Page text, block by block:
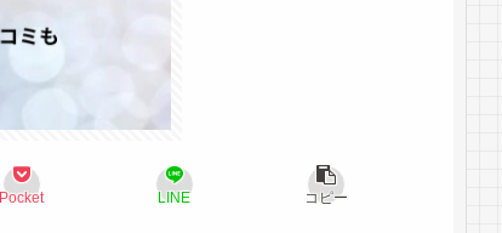
Pocket LINE コピー